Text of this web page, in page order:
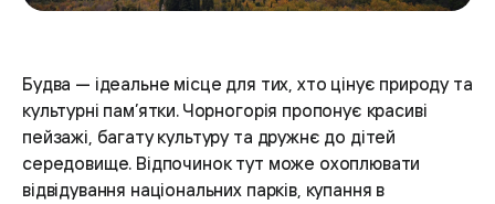
Будва — ідеальне місце для тих, хто цінує природу та
культурні пам’ятки. Чорногорія пропонує красиві
пейзажі, багату культуру та дружнє до дітей
середовище. Відпочинок тут може охоплювати
відвідування національних парків, купання в